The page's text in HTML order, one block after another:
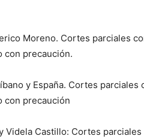
Moreno. Cortes parciales
con precaución.
y España. Cortes parciales
con precaución
Videla Castillo: Cortes